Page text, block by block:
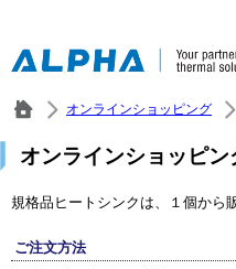
オンラインショッピング
オンラインショッピ
規格品ヒートシンクは、１個から
ご注文方法